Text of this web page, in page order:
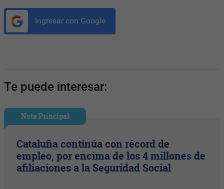
Ingresar con Google
Te puede interesar:
Nota Principal
Cataluña continúa con récord de
empleo, por encima de los 4 millones de
afiliaciones a la Seguridad Social